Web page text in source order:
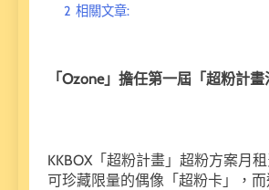
2 相關文章:
「Ozone」擔任第一屆「超粉計畫
KKBOX「超粉計畫」超粉方案月租
可珍藏限量的偶像「超粉卡」，